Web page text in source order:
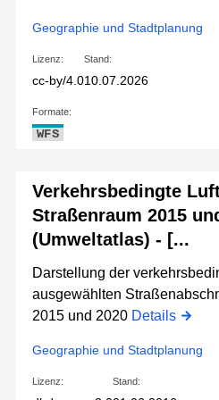
Geographie und Stadtplanung
Lizenz:
cc-by/4.0
Stand:
10.07.2026
Formate:
WFS
Verkehrsbedingte
Straßenraum 2015
(Umweltatlas) - [...
Darstellung der
ausgewählten
2015 und 2020 Details
Geographie und Stadtplanung
Lizenz: Stand: